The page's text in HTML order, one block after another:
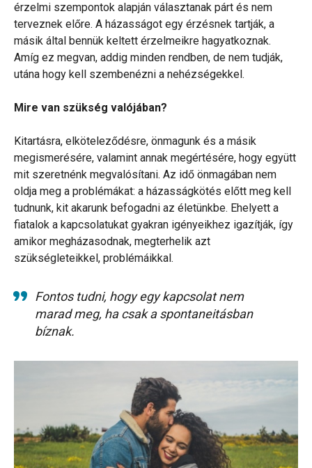
érzelmi szempontok alapján választanak párt és nem
terveznek előre. A házasságot egy érzésnek tartják, a
másik által bennük keltett érzelmeikre hagyatkoznak.
Amíg ez megvan, addig minden rendben, de nem tudják,
utána hogy kell szembenézni a nehézségekkel.
Mire van szükség valójában?
Kitartásra, elköteleződésre, önmagunk és a másik
megismerésére, valamint annak megértésére, hogy együtt
mit szeretnénk megvalósítani. Az idő önmagában nem
oldja meg a problémákat: a házasságkötés előtt meg kell
tudnunk, kit akarunk befogadni az életünkbe. Ehelyett a
fiatalok a kapcsolatukat gyakran igényeikhez igazítják, így
amikor megházasodnak, megterhelik azt
szükségleteikkel, problémáikkal.
Fontos tudni, hogy egy kapcsolat nem
marad meg, ha csak a spontaneitásban
bíznak.